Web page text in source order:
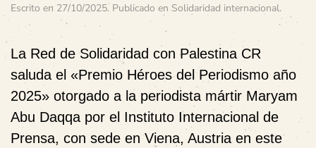
Escrito en 27/10/2025. Publicado en Solidaridad internacional.
La Red de Solidaridad con Palestina CR
saluda el «Premio Héroes del Periodismo año
2025» otorgado a la periodista mártir Maryam
Abu Daqqa por el Instituto Internacional de
Prensa, con sede en Viena, Austria en este